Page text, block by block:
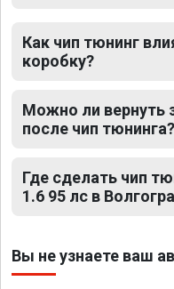
Как чип тюнинг
коробку?
Можно ли вернуть
после чип тюнинга?
Где сделать чип
1.6 95 лс в
Вы не узнаете ваш